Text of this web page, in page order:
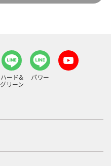
ハード&
グリーン
パワー